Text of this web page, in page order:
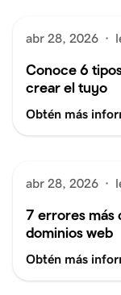
abr 28, 2026 ·
Conoce 6
crear el tuyo
Obtén más
abr 28, 2026 ·
7 errores más
dominios web
Obtén más